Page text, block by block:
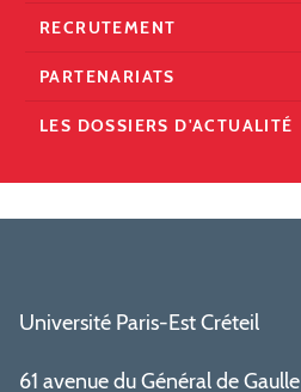
RECRUTEMENT
PARTENARIATS
LES DOSSIERS D'ACTUALITÉ
Université Paris-Est Créteil
61 avenue du Général de Gaulle